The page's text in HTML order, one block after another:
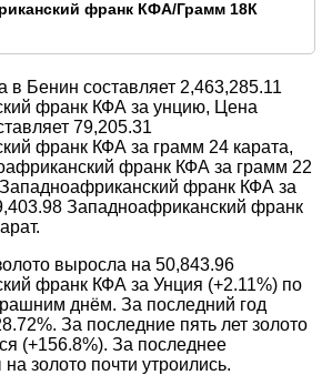
франк КФА/Грамм 18К
в Бенин составляет 2,463,285.11
франк КФА за унцию, Цена
79,205.31
франк КФА за грамм 24 карата,
франк КФА за грамм 22
Западноафриканский франк КФА за
Западноафриканский франк
выросла на 50,843.96
франк КФА за Унция (+2.11%) по
днём. За последний год
За последние пять лет золото
(+156.8%). За последнее
золото почти утроились.